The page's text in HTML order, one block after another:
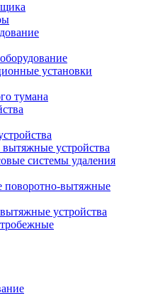
установки
тумана
устройства
системы удаления
поворотно-вытяжные
устройства